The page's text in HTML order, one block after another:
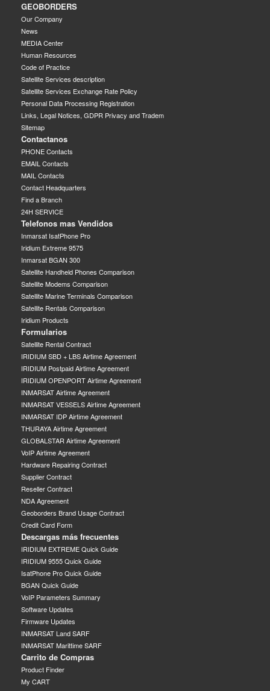
GEOBORDERS
Our Company
News
MEDIA Center
Human Resources
Code of Practice
Satellite Services description
Satellite Services Exchange Rate Policy
Personal Data Processing Registration
Links, Legal Notices, GDPR Privacy and Tradem
Sitemap
Contactanos
PHONE Contacts
EMAIL Contacts
MAIL Contacts
Contact Headquarters
Find a Branch
24H SERVICE
Telefonos mas Vendidos
Inmarsat IsatPhone Pro
Iridium Extreme 9575
Inmarsat BGAN 300
Satellite Handheld Phones Comparison
Satellite Modems Comparison
Satellite Marine Terminals Comparison
Satellite Rentals Comparison
Iridium Products
Formularios
Satellite Rental Contract
IRIDIUM SBD + LBS Airtime Agreement
IRIDIUM Postpaid Airtime Agreement
IRIDIUM OPENPORT Airtime Agreement
INMARSAT Airtime Agreement
INMARSAT VESSELS Airtime Agreement
INMARSAT IDP Airtime Agreement
THURAYA Airtime Agreement
GLOBALSTAR Airtime Agreement
VoIP Airtime Agreement
Hardware Repairing Contract
Supplier Contract
Reseller Contract
NDA Agreement
Geoborders Brand Usage Contract
Credit Card Form
Descargas más frecuentes
IRIDIUM EXTREME Quick Guide
IRIDIUM 9555 Quick Guide
IsatPhone Pro Quick Guide
BGAN Quick Guide
VoIP Parameters Summary
Software Updates
Firmware Updates
INMARSAT Land SARF
INMARSAT Marittime SARF
Carrito de Compras
Product Finder
My CART